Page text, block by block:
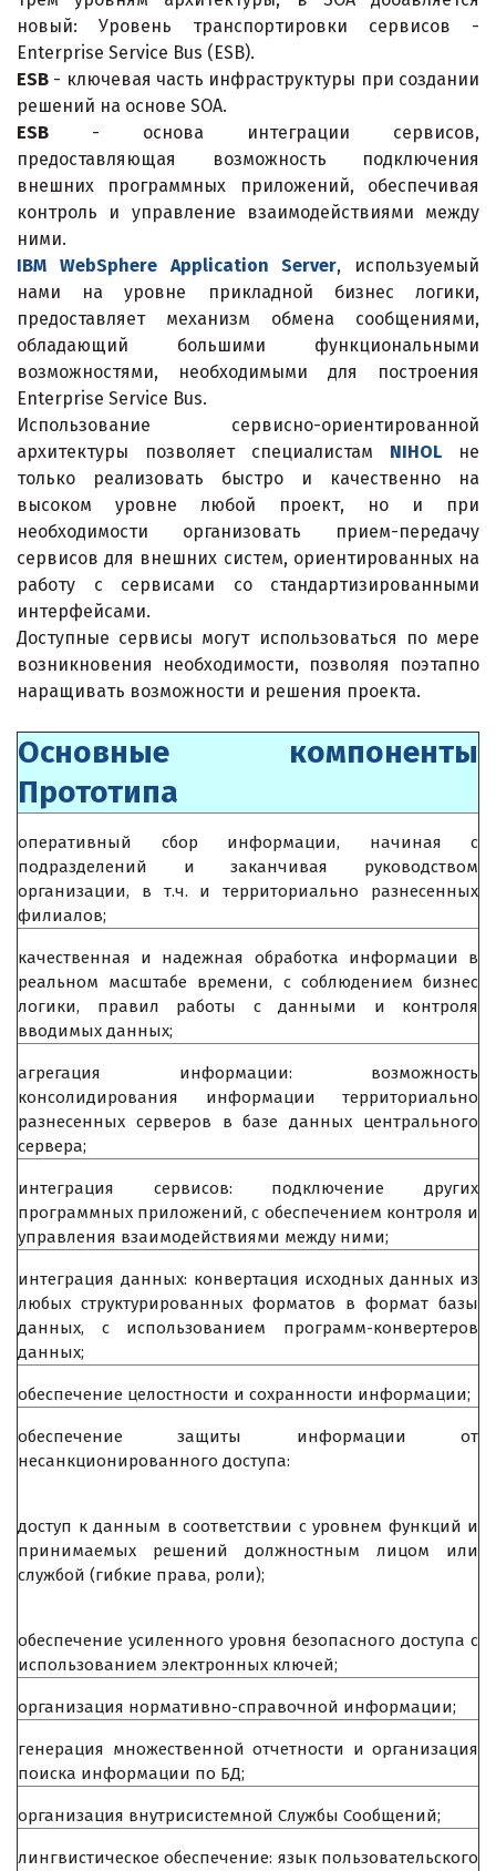
новый: Уровень транспортировки сервисов -
Enterprise Service Bus (ESB).
ESB - ключевая часть инфраструктуры при создании
решений на основе SOA.
ESB - основа интеграции сервисов,
предоставляющая возможность подключения
внешних программных приложений, обеспечивая
контроль и управление взаимодействиями между
ними.
IBM WebSphere Application Server, используемый
нами на уровне прикладной бизнес логики,
предоставляет механизм обмена сообщениями,
обладающий большими функциональными
возможностями, необходимыми для построения
Enterprise Service Bus.
Использование сервисно-ориентированной
архитектуры позволяет специалистам NIHOL не
только реализовать быстро и качественно на
высоком уровне любой проект, но и при
необходимости организовать прием-передачу
сервисов для внешних систем, ориентированных на
работу с сервисами со стандартизированными
интерфейсами.
Доступные сервисы могут использоваться по мере
возникновения необходимости, позволяя поэтапно
наращивать возможности и решения проекта.
Основные компоненты
Прототипа
оперативный сбор информации, начиная с
подразделений и заканчивая руководством
организации, в т.ч. и территориально разнесенных
филиалов;
качественная и надежная обработка информации в
реальном масштабе времени, с соблюдением бизнес
логики, правил работы с данными и контроля
вводимых данных;
агрегация информации: возможность
консолидирования информации территориально
разнесенных серверов в базе данных центрального
сервера;
интеграция сервисов: подключение других
программных приложений, с обеспечением контроля и
управления взаимодействиями между ними;
интеграция данных: конвертация исходных данных из
любых структурированных форматов в формат базы
данных, с использованием программ-конвертеров
данных;
обеспечение целостности и сохранности информации;
обеспечение защиты информации от
несанкционированного доступа:
доступ к данным в соответствии с уровнем функций и
принимаемых решений должностным лицом или
службой (гибкие права, роли);
обеспечение усиленного уровня безопасного доступа с
использованием электронных ключей;
организация нормативно-справочной информации;
генерация множественной отчетности и организация
поиска информации по БД;
организация внутрисистемной Службы Сообщений;
лингвистическое обеспечение: язык пользовательского